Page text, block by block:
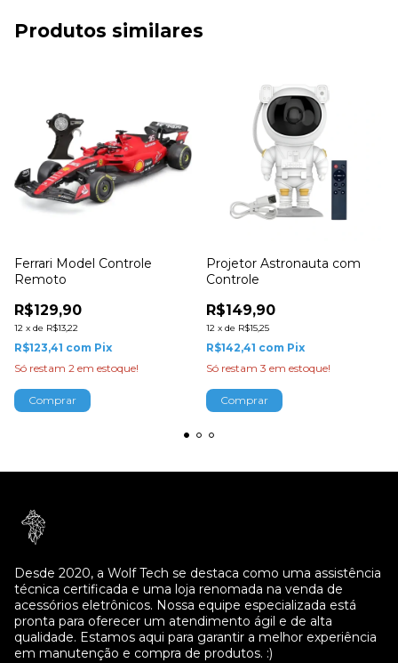
Produtos similares
Ferrari Model Controle
Remoto
R$129,90
12 x de R$13,22
R$123,41 com Pix
Só restam 2 em estoque!
Projetor Astronauta com
Controle
R$149,90
12 x de R$15,25
R$142,41 com Pix
Só restam 3 em estoque!
Desde 2020, a Wolf Tech se destaca como uma assistência
técnica certificada e uma loja renomada na venda de
acessórios eletrônicos. Nossa equipe especializada está
pronta para oferecer um atendimento ágil e de alta
qualidade. Estamos aqui para garantir a melhor experiência
em manutenção e compra de produtos. :)